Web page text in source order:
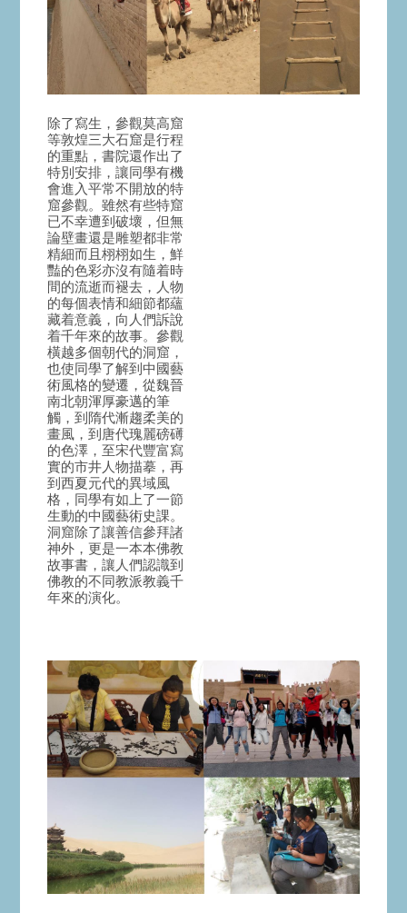
除了寫生，參觀莫高窟
等敦煌三大石窟是行程
的重點，書院還作出了
特別安排，讓同學有機
會進入平常不開放的特
窟參觀。雖然有些特窟
已不幸遭到破壞，但無
論壁畫還是雕塑都非常
精細而且栩栩如生，鮮
豔的色彩亦沒有隨着時
間的流逝而褪去，人物
的每個表情和細節都蘊
藏着意義，向人們訴說
着千年來的故事。參觀
橫越多個朝代的洞窟，
也使同學了解到中國藝
術風格的變遷，從魏晉
南北朝渾厚豪邁的筆
觸，到隋代漸趨柔美的
畫風，到唐代瑰麗磅礡
的色澤，至宋代豐富寫
實的市井人物描摹，再
到西夏元代的異域風
格，同學有如上了一節
生動的中國藝術史課。
洞窟除了讓善信參拜諸
神外，更是一本本佛教
故事書，讓人們認識到
佛教的不同教派教義千
年來的演化。